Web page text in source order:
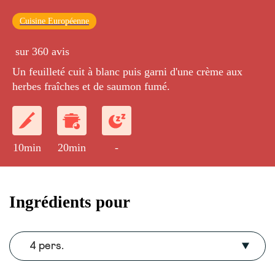
Cuisine Européenne
sur 360 avis
Un feuilleté cuit à blanc puis garni d'une crème aux
herbes fraîches et de saumon fumé.
10min 20min -
Ingrédients pour
4 pers.